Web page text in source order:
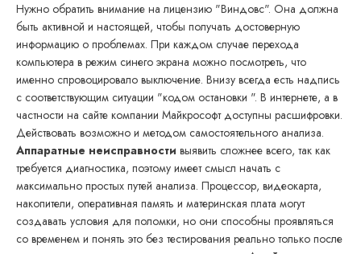
Нужно обратить внимание на лицензию "Виндовс". Она должна
быть активной и настоящей, чтобы получать достоверную
информацию о проблемах. При каждом случае перехода
компьютера в режим синего экрана можно посмотреть, что
именно спровоцировало выключение. Внизу всегда есть надпись
с соответствующим ситуации "кодом остановки ". В интернете, а в
частности на сайте компании Майкрософт доступны расшифровки.
Действовать возможно и методом самостоятельного анализа.
Аппаратные неисправности выявить сложнее всего, так как
требуется диагностика, поэтому имеет смысл начать с
максимально простых путей анализа. Процессор, видеокарта,
накопители, оперативная память и материнская плата могут
создавать условия для поломки, но они способны проявляться
со временем и понять это без тестирования реально только после